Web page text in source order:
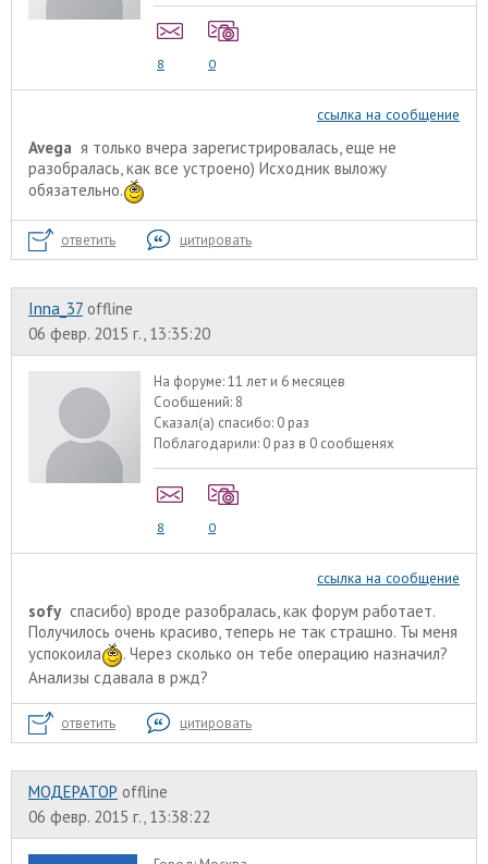
8 0
ссылка на сообщение
Avega я только вчера зарегистрировалась, еще не
разобралась, как все устроено) Исходник выложу
обязательно.
ответить цитировать
Inna_37 offline
06 февр. 2015 г., 13:35:20
На форуме:11 лет и 6 месяцев
Сообщений: 8
Сказал(а) спасибо: 0 раз
Поблагодарили: 0 раз в 0 сообщенях
8 0
ссылка на сообщение
sofy спасибо) вроде разобралась, как форум работает.
Получилось очень красиво, теперь не так страшно. Ты меня
успокоила
. Через сколько он тебе операцию назначил?
Анализы сдавала в ржд?
ответить цитировать
МОДЕРАТОР offline
06 февр. 2015 г., 13:38:22